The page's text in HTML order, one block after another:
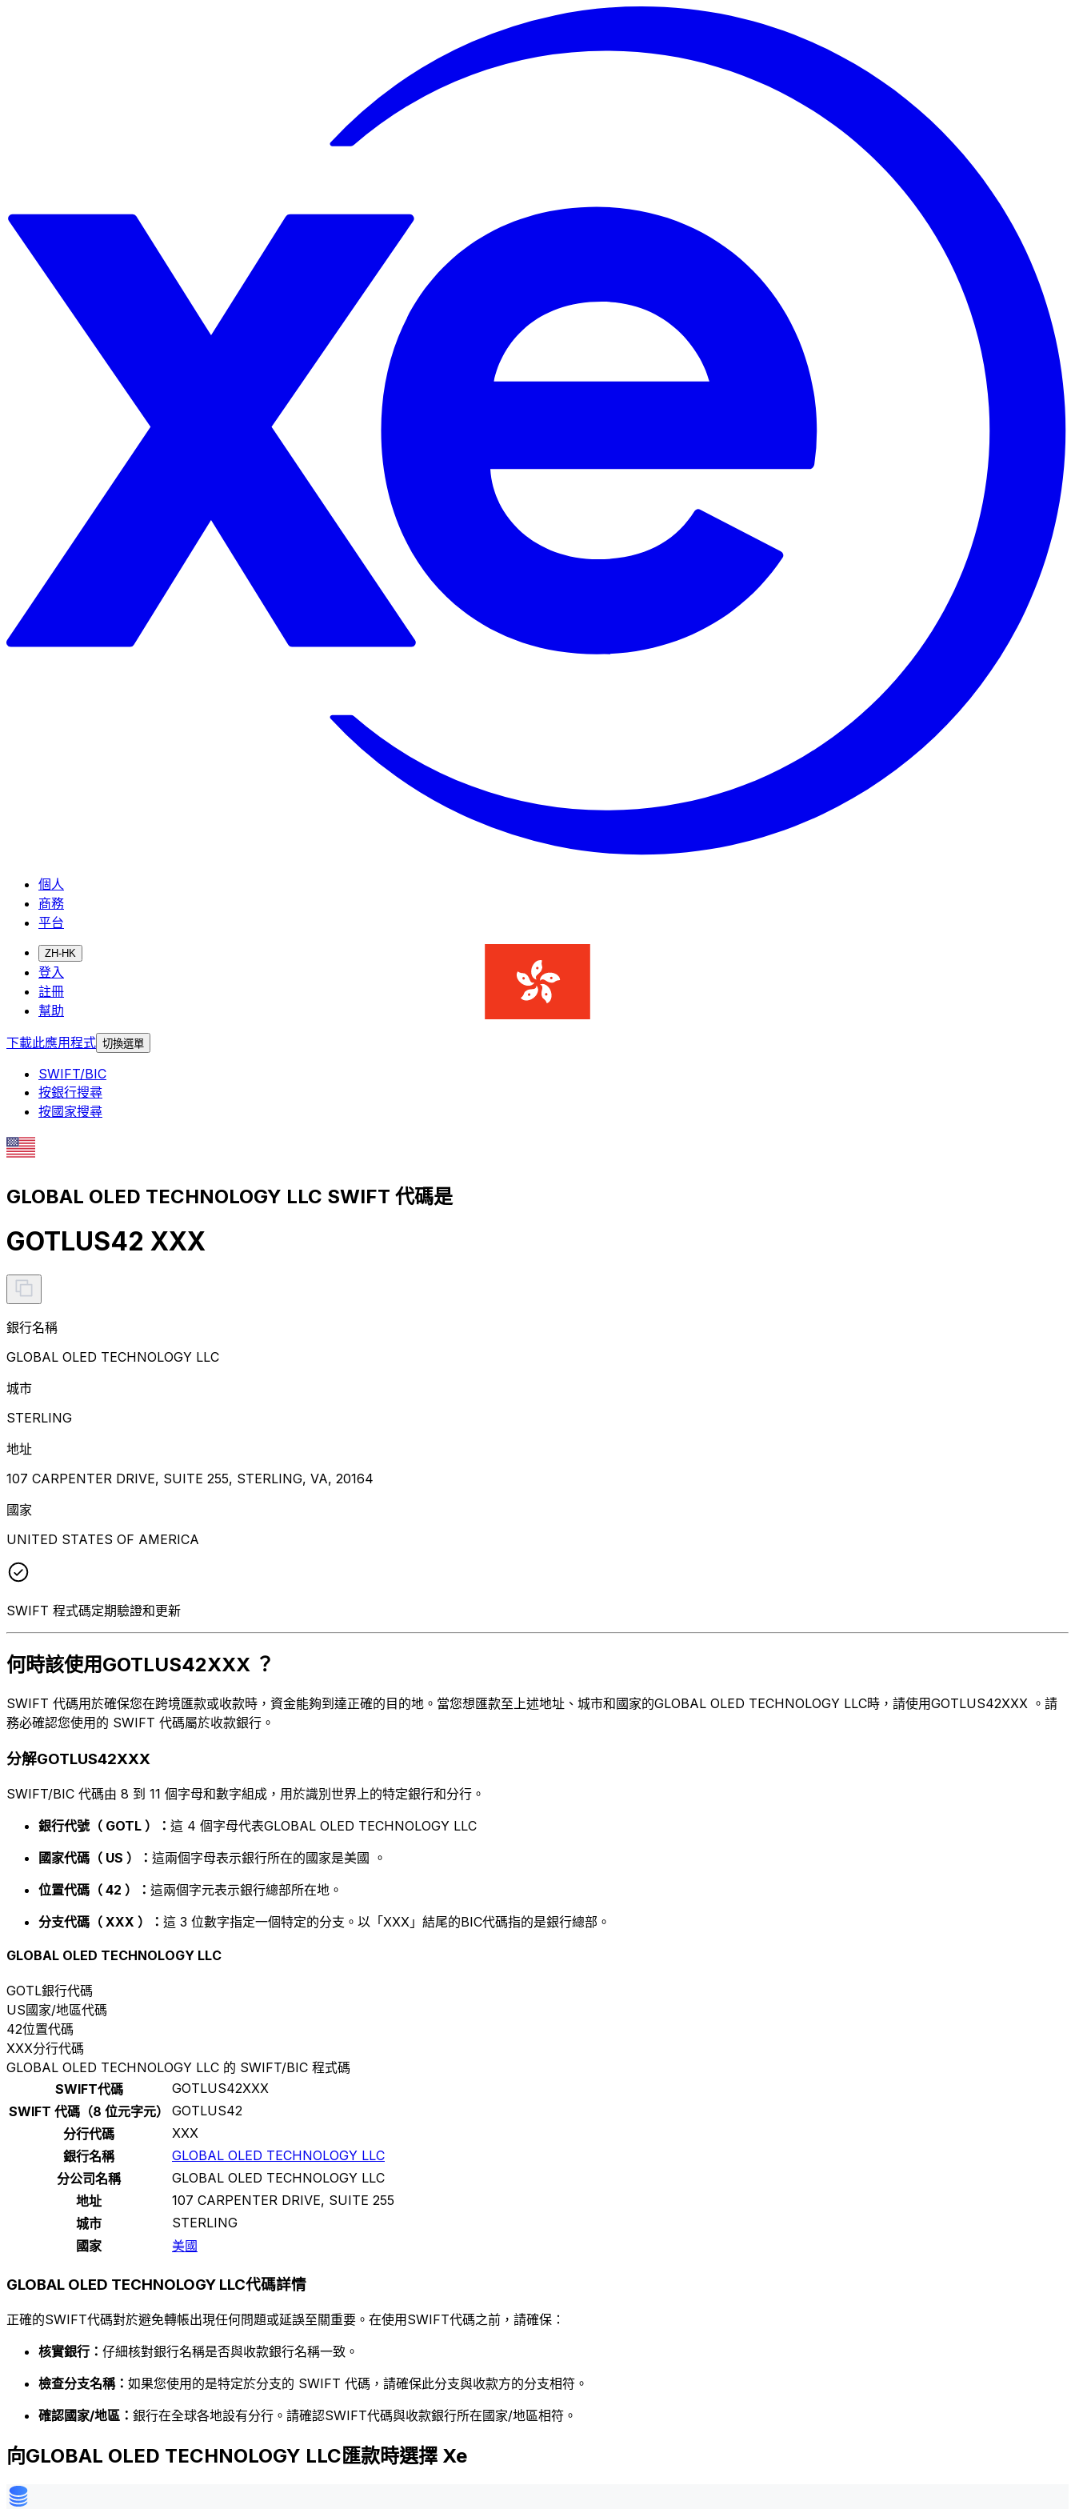
個人
商務
平台
ZH-HK
登入
註冊
幫助
下載此應用程式 切換選單
SWIFT/BIC
按銀行搜尋
按國家搜尋
GLOBAL OLED TECHNOLOGY LLC SWIFT 代碼是
GOTLUS42 XXX
銀行名稱
GLOBAL OLED TECHNOLOGY LLC
城市
STERLING
地址
107 CARPENTER DRIVE, SUITE 255, STERLING, VA, 20164
國家
UNITED STATES OF AMERICA
SWIFT 程式碼定期驗證和更新
何時該使用GOTLUS42XXX ？
SWIFT 代碼用於確保您在跨境匯款或收款時，資金能夠到達正確的目的地。當您想匯款至上述地址、城市和國家的GLOBAL OLED TECHNOLOGY LLC時，請使用GOTLUS42XXX 。請
務必確認您使用的 SWIFT 代碼屬於收款銀行。
分解GOTLUS42XXX
SWIFT/BIC 代碼由 8 到 11 個字母和數字組成，用於識別世界上的特定銀行和分行。
銀行代號（ GOTL ）： 這 4 個字母代表GLOBAL OLED TECHNOLOGY LLC
國家代碼（ US ）： 這兩個字母表示銀行所在的國家是美國 。
位置代碼（ 42 ）： 這兩個字元表示銀行總部所在地。
分支代碼（ XXX ）： 這 3 位數字指定一個特定的分支。以「XXX」結尾的BIC代碼指的是銀行總部。
GLOBAL OLED TECHNOLOGY LLC
GOTL銀行代碼
US國家/地區代碼
42位置代碼
XXX分行代碼
GLOBAL OLED TECHNOLOGY LLC 的 SWIFT/BIC 程式碼
SWIFT代碼
GOTLUS42XXX
SWIFT 代碼（8 位元字元）
GOTLUS42
分行代碼
XXX
銀行名稱
GLOBAL OLED TECHNOLOGY LLC
分公司名稱
GLOBAL OLED TECHNOLOGY LLC
地址
107 CARPENTER DRIVE, SUITE 255
城市
STERLING
國家
美國
GLOBAL OLED TECHNOLOGY LLC代碼詳情
正確的SWIFT代碼對於避免轉帳出現任何問題或延誤至關重要。在使用SWIFT代碼之前，請確保：
核實銀行： 仔細核對銀行名稱是否與收款銀行名稱一致。
檢查分支名稱： 如果您使用的是特定於分支的 SWIFT 代碼，請確保此分支與收款方的分支相符。
確認國家/地區： 銀行在全球各地設有分行。請確認SWIFT代碼與收款銀行所在國家/地區相符。
向GLOBAL OLED TECHNOLOGY LLC匯款時選擇 Xe